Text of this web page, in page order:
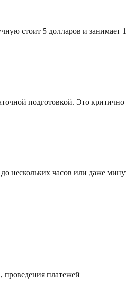
стоит 5 долларов и
подготовкой. Это критично
до нескольких часов или даже
проведения платежей